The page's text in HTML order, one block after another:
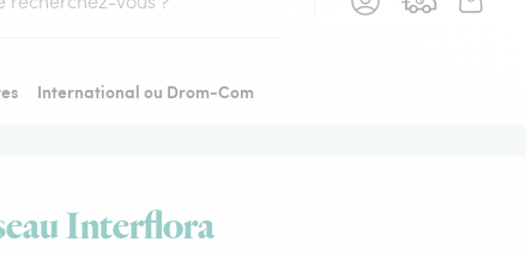
International ou Drom-Com
Interflora